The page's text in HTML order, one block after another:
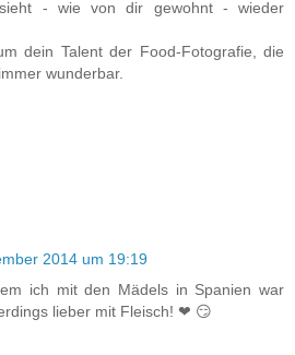
sieht - wie von dir gewohnt - wieder
dein Talent der Food-Fotografie, die
wunderbar.
2014 um 19:19
ich mit den Mädels in Spanien war
lieber mit Fleisch! ❤ 😏